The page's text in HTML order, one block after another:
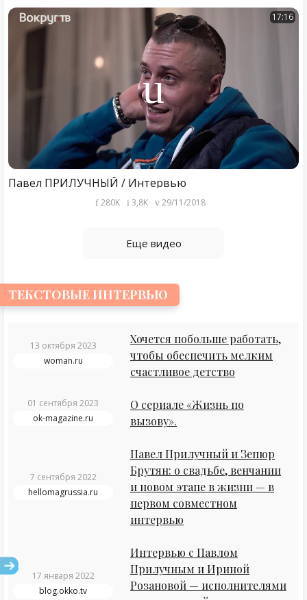
17:16
Павел ПРИЛУЧНЫЙ / Интервью
280K 3,8K 29/11/2018
Еще видео
ТЕКСТОВЫЕ ИНТЕРВЬЮ
13 октября 2023
woman.ru
Хочется побольше работать,
чтобы обеспечить мелким
счастливое детство
01 сентября 2023
ok-magazine.ru
О сериале «Жизнь по
вызову».
7 сентября 2022
hellomagrussia.ru
Павел Прилучный и Зепюр
Брутян: о свадьбе, венчании
и новом этапе в жизни — в
первом совместном
интервью
17 января 2022
blog.okko.tv
Интервью с Павлом
Прилучным и Ириной
Розановой — исполнителями